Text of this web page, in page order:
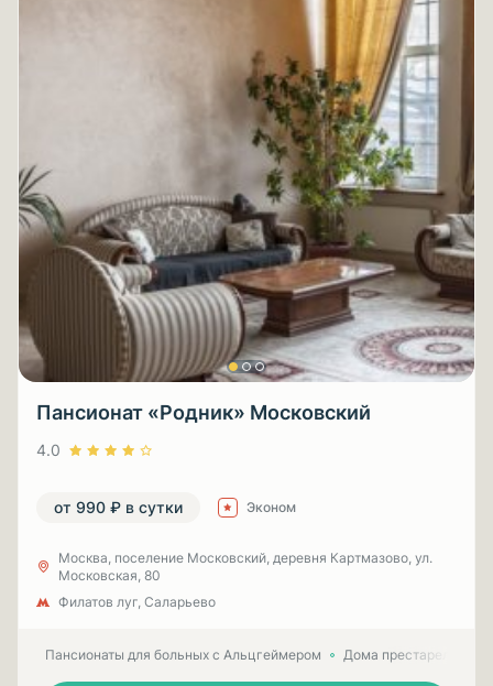
Пансионат «Родник» Московский
4.0
от 990 ₽ в сутки Эконом
Москва, поселение Московский, деревня Картмазово, ул.
Московская, 80
Филатов луг, Саларьево
Пансионаты для больных с Альцгеймером Дома престарелых